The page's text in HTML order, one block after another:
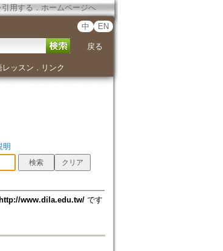
用する ． ホームページへ
中 EN
戻る
レッスン ． リンク
明
www.dila.edu.tw/です